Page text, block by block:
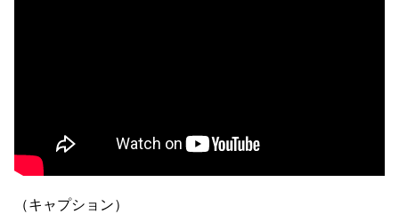
（キャプション）